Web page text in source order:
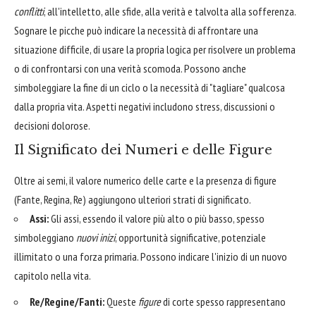
conflitti, all'intelletto, alle sfide, alla verità e talvolta alla sofferenza.
Sognare le picche può indicare la necessità di affrontare una
situazione difficile, di usare la propria logica per risolvere un problema
o di confrontarsi con una verità scomoda. Possono anche
simboleggiare la fine di un ciclo o la necessità di "tagliare" qualcosa
dalla propria vita. Aspetti negativi includono stress, discussioni o
decisioni dolorose.
Il Significato dei Numeri e delle Figure
Oltre ai semi, il valore numerico delle carte e la presenza di figure
(Fante, Regina, Re) aggiungono ulteriori strati di significato.
Assi:Gli assi, essendo il valore più alto o più basso, spesso
simboleggiano nuovi inizi, opportunità significative, potenziale
illimitato o una forza primaria. Possono indicare l'inizio di un nuovo
capitolo nella vita.
Re/Regine/Fanti:Queste figuredi corte spesso rappresentano